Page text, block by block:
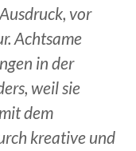
vor
Achtsame
in der
weil sie
dem
kreative und